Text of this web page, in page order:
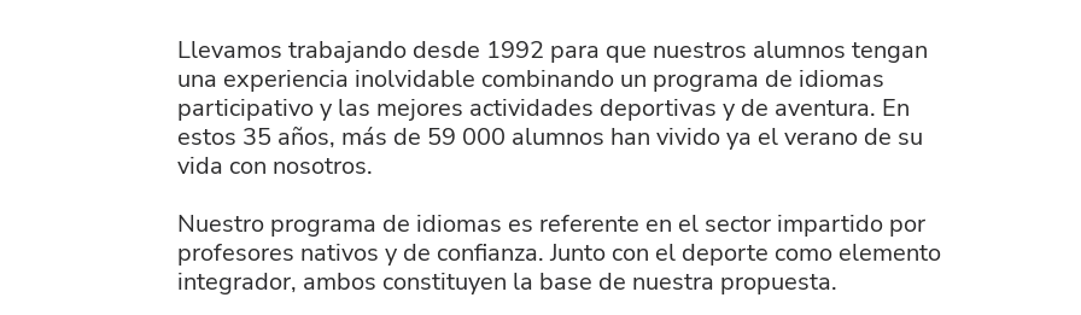
Llevamos trabajando desde 1992 para que nuestros alumnos tengan
una experiencia inolvidable combinando un programa de idiomas
participativo y las mejores actividades deportivas y de aventura. En
estos 35 años, más de 59 000 alumnos han vivido ya el verano de su
vida con nosotros.
Nuestro programa de idiomas es referente en el sector impartido por
profesores nativos y de confianza. Junto con el deporte como elemento
integrador, ambos constituyen la base de nuestra propuesta.